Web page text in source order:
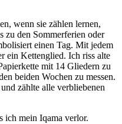
wenn sie zählen lernen,
zu den Sommerferien oder
einen Tag. Mit jedem
ein Kettenglied. Ich riss alte
mit 14 Gliedern zu
beiden Wochen zu messen.
zählte alle verbliebenen
ich mein Iqama verlor.